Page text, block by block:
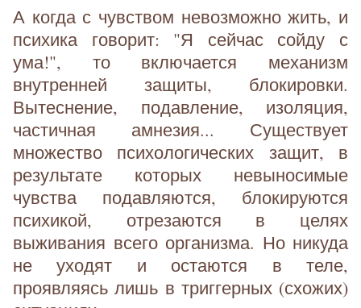
А когда с чувством невозможно жить, и
психика говорит: "Я сейчас сойду с
ума!", то включается механизм
внутренней защиты, блокировки.
Вытеснение, подавление, изоляция,
частичная амнезия... Существует
множество психологических защит, в
результате которых невыносимые
чувства подавляются, блокируются
психикой, отрезаются в целях
выживания всего организма. Но никуда
не уходят и остаются в теле,
проявляясь лишь в триггерных (схожих)